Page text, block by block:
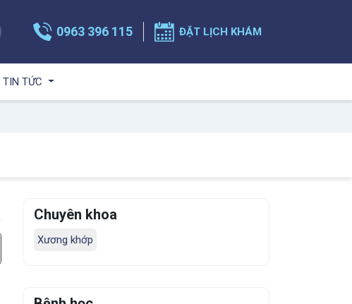
0963 396 115 ĐẶT LỊCH KHÁM
TIN TỨC
Chuyên khoa
Xương khớp